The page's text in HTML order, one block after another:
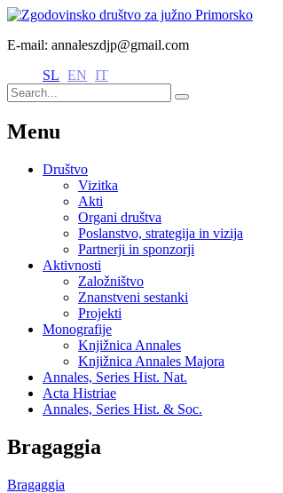
E-mail: annaleszdjp@gmail.com
SL EN IT
Menu
Društvo
Vizitka
Akti
Organi društva
Poslanstvo, strategija in vizija
Partnerji in sponzorji
Aktivnosti
Založništvo
Znanstveni sestanki
Projekti
Monografije
Knjižnica Annales
Knjižnica Annales Majora
Annales, Series Hist. Nat.
Acta Histriae
Annales, Series Hist. & Soc.
Bragaggia
Bragaggia